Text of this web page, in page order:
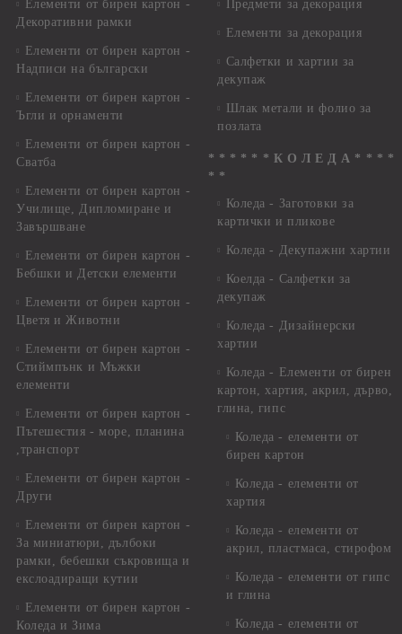
Елементи от бирен картон -
Декоративни рамки
Елементи от бирен картон -
Надписи на български
Елементи от бирен картон -
Ъгли и орнаменти
Елементи от бирен картон -
Сватба
Елементи от бирен картон -
Училище, Дипломиране и
Завършване
Елементи от бирен картон -
Бебшки и Детски елементи
Елементи от бирен картон -
Цветя и Животни
Елементи от бирен картон -
Стиймпънк и Мъжки
елементи
Елементи от бирен картон -
Пътешестия - море, планина
,транспорт
Елементи от бирен картон -
Други
Елементи от бирен картон -
За миниатюри, дълбоки
рамки, бебешки съкровища и
екслоадиращи кутии
Елементи от бирен картон -
Коледа и Зима
Предмети за декорация
Елементи за декорация
Салфетки и хартии за
декупаж
Шлак метали и фолио за
позлата
* * * * * * К О Л Е Д А * * * *
* *
Коледа - Заготовки за
картички и пликове
Коледа - Декупажни хартии
Коелда - Салфетки за
декупаж
Коледа - Дизайнерски
хартии
Коледа - Eлементи от бирен
картон, хартия, акрил, дърво,
глина, гипс
Коледа - елементи от
бирен картон
Коледа - елементи от
хартия
Коледа - елементи от
акрил, пластмаса, стирофом
Коледа - елементи от гипс
и глина
Коледа - елементи от